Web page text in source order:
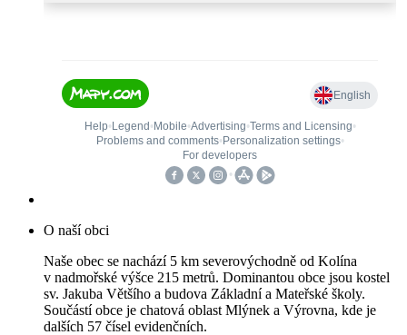
O naší obci
Naše obec se nachází 5 km severovýchodně od Kolína
v nadmořské výšce 215 metrů. Dominantou obce jsou kostel
sv. Jakuba Většího a budova Základní a Mateřské školy.
Součástí obce je chatová oblast Mlýnek a Výrovna, kde je
dalších 57 čísel evidenčních.